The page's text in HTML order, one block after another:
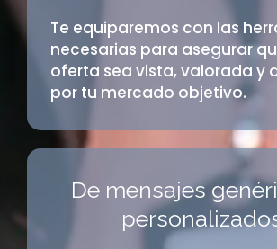
Te equiparemos con las
necesarias para asegurar
oferta sea vista, valorada y
por tu mercado objetivo.
De mensajes